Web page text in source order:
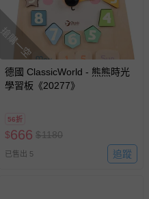
因部份退貨，而該訂單保
計算，活動贈品亦需一併退
定，不適用七天鑑賞期/猶
解約時即將逾期（例如生鮮
書、姓名貼等）。
搶購一空
德國 ClassicWorld - 熊熊時光
學習板《20277》
56折
$666 $1180
已售出 5 追蹤